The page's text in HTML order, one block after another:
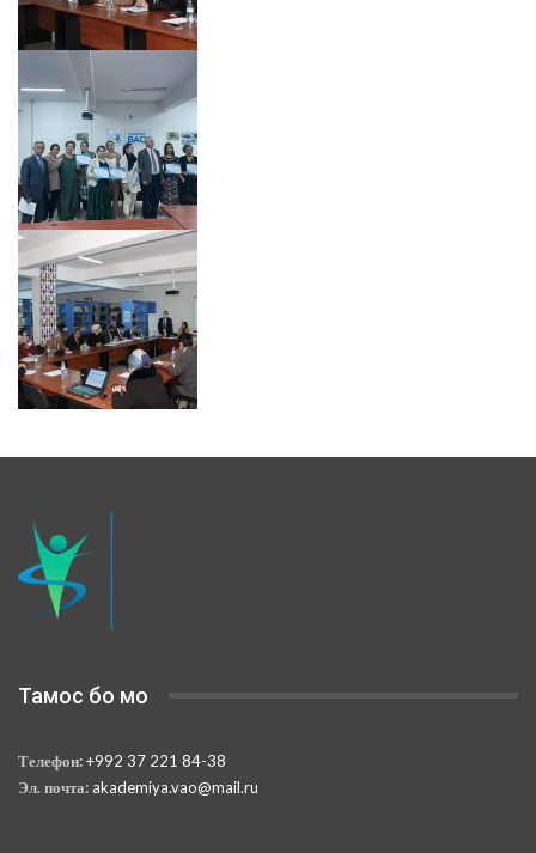
Тамос бо мо
Телефон:+992 37 221 84-38
Эл. почта: akademiya.vao@mail.ru